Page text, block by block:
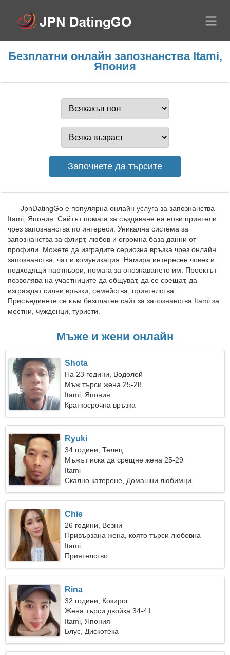
Безплатни онлайн запознанства Itami,
Япония
JpnDatingGo е популярна онлайн услуга за запознанства
Itami, Япония. Сайтът помага за създаване на нови приятели
чрез запознанства по интереси. Уникална система за
запознанства за флирт, любов и огромна база данни от
профили. Можете да изградите сериозна връзка чрез онлайн
запознанства, чат и комуникация. Намира интересен човек и
подходящи партньори, помага за опознаването им. Проектът
позволява на участниците да общуват, да се срещат, да
изграждат силни връзки, семейства, приятелства.
Присъединете се към безплатен сайт за запознанства Itami за
местни, чужденци, туристи.
Мъже и жени онлайн
Shota
На 23 години, Водолей
Мъж търси жена 25-28
Itami, Япония
Краткосрочна връзка
Ryuki
34 години, Телец
Мъжът иска да срещне жена 25-29
Itami
Скално катерене, Домашни любимци
Chie
26 години, Везни
Привързана жена, която търси любовна
връзка
Itami
Приятелство
Rina
32 години, Козирог
Жена търси двойка 34-41
Itami, Япония
Блус, Дискотека